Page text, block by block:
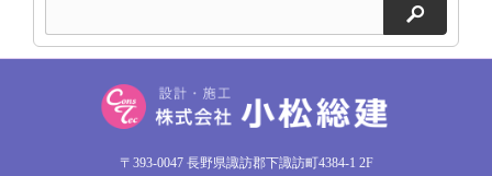
検索
〒393-0047 長野県諏訪郡下諏訪町4384-1 2F